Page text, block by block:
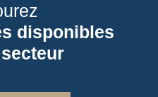
disponibles